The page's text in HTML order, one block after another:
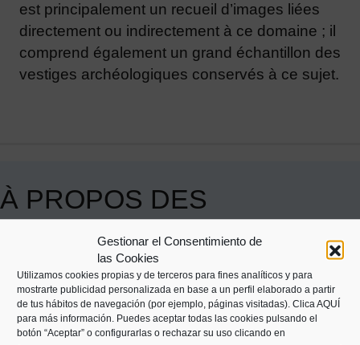
Gestionar el Consentimiento de
las Cookies
Utilizamos cookies propias y de terceros para fines analíticos y para
mostrarte publicidad personalizada en base a un perfil elaborado a partir
de tus hábitos de navegación (por ejemplo, páginas visitadas). Clica AQUÍ
para más información. Puedes aceptar todas las cookies pulsando el
botón “Aceptar” o configurarlas o rechazar su uso clicando en
est principalement un recueil d’images liées
directement ou indirectement à ce domaine ; il
comprend également un grand échantillon des
vestiges archéologiques conservés à ce sujet.
À PROPOS DES
MONOGRAPHIES
L'Untzi Museoa exerce une activité éditoriale (livres
et brochures) principalement liée aux expositions
temporaires qu'elle produit. L'effort pour maintenir